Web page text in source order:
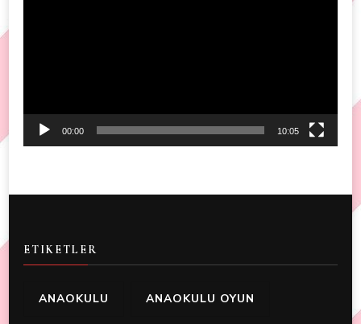
00:00 10:05
ETIKETLER
ANAOKULU ANAOKULU OYUN